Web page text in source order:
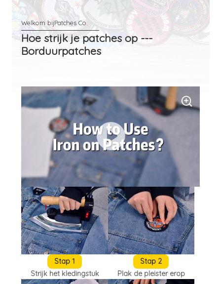
Hoe strijk je patches op ---
Borduurpatches
Stap 1
Strijk het kledingstuk
Stap 2
Plak de pleister erop